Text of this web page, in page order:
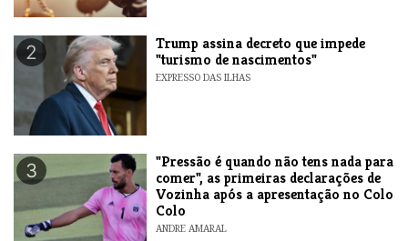
2
Trump assina decreto que impede
"turismo de nascimentos"
EXPRESSO DAS ILHAS
3
"Pressão é quando não tens nada para
comer", as primeiras declarações de
Vozinha após a apresentação no Colo
Colo
ANDRE AMARAL